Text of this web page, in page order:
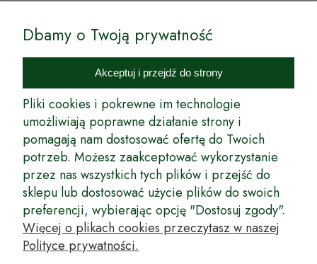
Internetowy Sklep Ogrodniczy Podkarpackie Sady to inicjatywa
podkarpackich szkółkarzy, której zamierzeniem jest wprowadzenie na
rynek wysokiej jakości drzewek owocowych, drzewek ozdobnych oraz
innych produktów pozwalających na uprawianie zarówno małych, jak
i dużych sadów oraz ogrodów.
Wspólnie stworzyliśmy dla Państwa kompleksową ofertę - wspaniałe
produkty, dary ziemi ze szkółek drzewek ozdobnych i owocowych,
których tradycje sięgają roku 1953. Drzewka produkowane są
z najwyższą starannością przez trzecie pokolenie plantatorów.
Długoletnie Doświadczenie sprawiło, że wszystkie drzewka cechuje
duża odporność na zmienne warunki atmosferyczne naszego klimatu
oraz niezwykły urodzaj. W ofercie naszego internetowego sklepu
ogrodniczego: drzewka owocowe, krzewy owocowe, drzewka
ozdobne, odmiany jabłoni, sadzonki drzew owocowych, borówka
Dbamy o Twoją prywatność
Akceptuj i przejdź do strony
Pliki cookies i pokrewne im technologie
umożliwiają poprawne działanie strony i
pomagają nam dostosować ofertę do Twoich
potrzeb. Możesz zaakceptować wykorzystanie
przez nas wszystkich tych plików i przejść do
sklepu lub dostosować użycie plików do swoich
preferencji, wybierając opcję "Dostosuj zgody".
Więcej o plikach cookies przeczytasz w naszej
Polityce prywatności.